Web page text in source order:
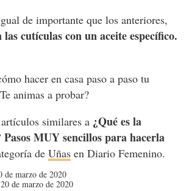
de importante que los anteriores,
cutículas con unaceite específico.
hacer en casa paso a paso tu
animas a probar?
similares a ¿Qué es la
MUY sencillos para hacerla
de Uñasen Diario Femenino.
de marzo de 2020
20 de marzo de 2020